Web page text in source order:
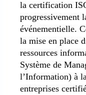
la certification
progressivement
événementielle.
la mise en place
ressources
Système de
l’Information) à
entreprises